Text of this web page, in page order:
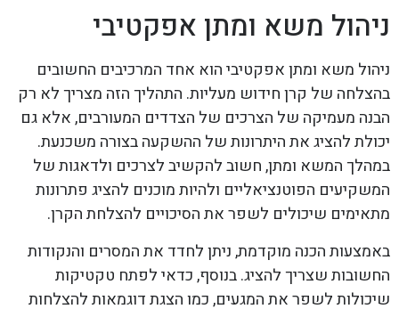
ניהול משא ומתן אפקטיבי
ניהול משא ומתן אפקטיבי הוא אחד המרכיבים החשובים
בהצלחה של קרן חידוש מעליות. התהליך הזה מצריך לא רק
הבנה מעמיקה של הצרכים של הצדדים המעורבים, אלא גם
יכולת להציג את היתרונות של ההשקעה בצורה משכנעת.
במהלך המשא ומתן, חשוב להקשיב לצרכים ולדאגות של
המשקיעים הפוטנציאליים ולהיות מוכנים להציג פתרונות
מתאימים שיכולים לשפר את הסיכויים להצלחת הקרן.
באמצעות הכנה מוקדמת, ניתן לחדד את המסרים והנקודות
החשובות שצריך להציג. בנוסף, כדאי לפתח טקטיקות
שיכולות לשפר את המגעים, כמו הצגת דוגמאות להצלחות